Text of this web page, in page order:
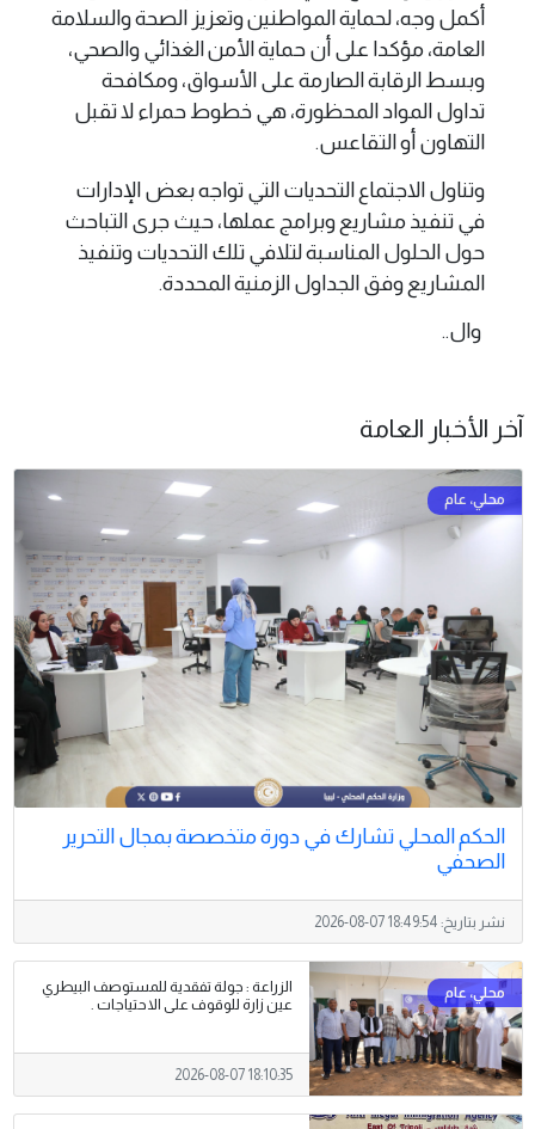
أكمل وجه، لحماية المواطنين وتعزيز الصحة والسلامة
العامة، مؤكدا على أن حماية الأمن الغذائي والصحي،
وبسط الرقابة الصارمة على الأسواق، ومكافحة
تداول المواد المحظورة، هي خطوط حمراء لا تقبل
التهاون أو التقاعس.
وتناول الاجتماع التحديات التي تواجه بعض الإدارات
في تنفيذ مشاريع وبرامج عملها، حيث جرى التباحث
حول الحلول المناسبة لتلافي تلك التحديات وتنفيذ
المشاريع وفق الجداول الزمنية المحددة.
وال..
آخر الأخبار العامة
الحكم المحلي تشارك في دورة متخصصة بمجال التحرير
الصحفي
نشر بتاريخ: 2026-08-07 18:49:54
الزراعة : جولة تفقدية للمستوصف البيطري
عين زارة للوقوف على الاحتياجات .
2026-08-07 18:10:35